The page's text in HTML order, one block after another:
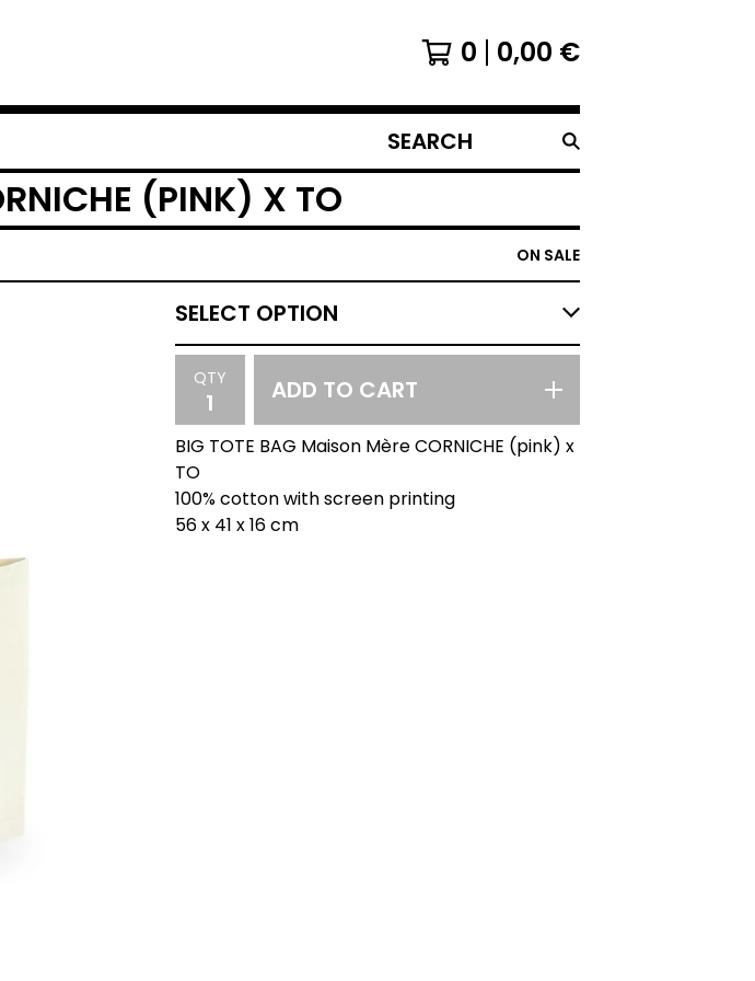
0 0,00 €
SEARCH
PRODUCTS
(PINK) X TO
ON SALE
QTY ADD TO CART
BIG TOTE BAG Maison Mère CORNICHE (pink) x
TO
100% cotton with screen printing
56 x 41 x 16 cm